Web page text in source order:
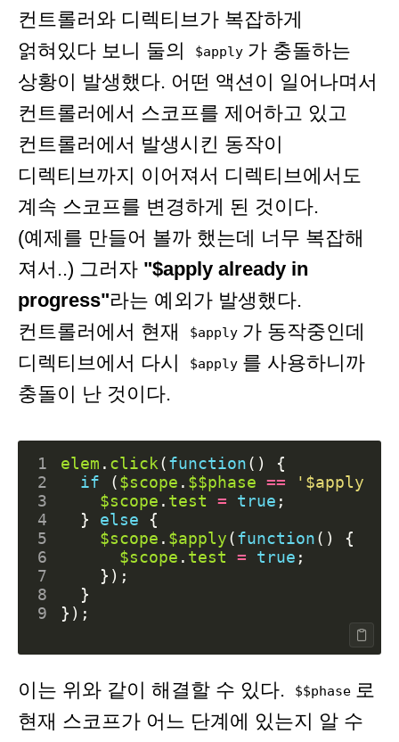
컨트롤러와 디렉티브가 복잡하게
얽혀있다 보니 둘의
$apply 가 충돌하는
상황이 발생했다. 어떤 액션이 일어나며서
컨트롤러에서 스코프를 제어하고 있고
컨트롤러에서 발생시킨 동작이
디렉티브까지 이어져서 디렉티브에서도
계속 스코프를 변경하게 된 것이다.
(예제를 만들어 볼까 했는데 너무 복잡해
져서..) 그러자 "$apply already in
progress"라는 예외가 발생했다.
컨트롤러에서 현재
$apply 가 동작중인데
디렉티브에서 다시
$apply 를 사용하니까
충돌이 난 것이다.
1 elem . click(function()
{
2
if ($scope . $$phase == '$apply'
3
$scope . test = true ;
4
} else
{
5
$scope . $apply(function()
{
6
$scope . test = true ;
7
});
8
}
9
});
이는 위와 같이 해결할 수 있다. $$phase 로
현재 스코프가 어느 단계에 있는지 알 수